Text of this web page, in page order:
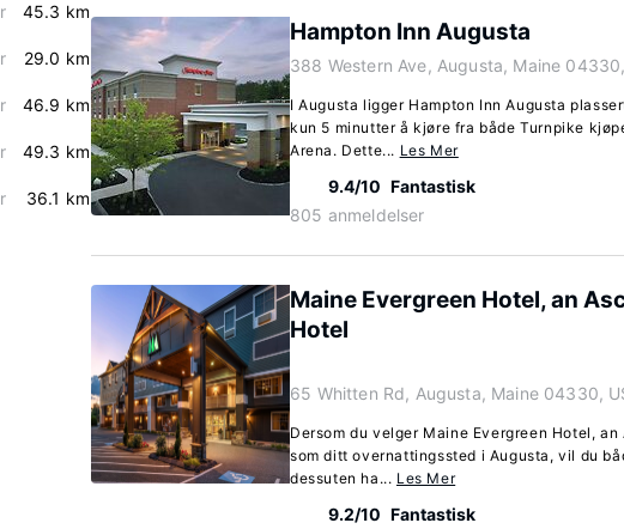
45.3 km
29.0 km
46.9 km
49.3 km
36.1 km
Hampton Inn Augusta
388 Western Ave, Augusta, Maine
I Augusta ligger Hampton Inn Augusta
kun 5 minutter å kjøre fra både Turnpike
Arena. Dette... Les Mer
9.4/10 Fantastisk
805 anmeldelser
Maine Evergreen Hotel, an
Hotel
65 Whitten Rd, Augusta, Maine 04330,
Dersom du velger Maine Evergreen Hotel,
som ditt overnattingssted i Augusta, vil du
dessuten ha... Les Mer
9.2/10 Fantastisk